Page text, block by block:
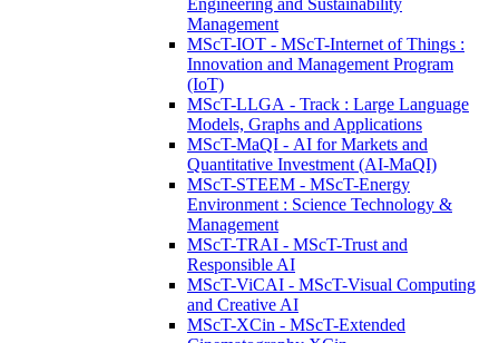
Engineering and Sustainability
Management
MScT-IOT - MScT-Internet of Things :
Innovation and Management Program
(IoT)
MScT-LLGA - Track : Large Language
Models, Graphs and Applications
MScT-MaQI - AI for Markets and
Quantitative Investment (AI-MaQI)
MScT-STEEM - MScT-Energy
Environment : Science Technology &
Management
MScT-TRAI - MScT-Trust and
Responsible AI
MScT-ViCAI - MScT-Visual Computing
and Creative AI
MScT-XCin - MScT-Extended